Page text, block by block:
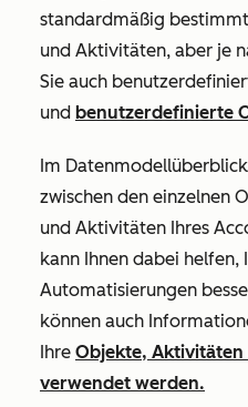
standardmäßig
und Aktivitäten, aber je
Sie auch
und benutzerdefinierte
Im
zwischen den einzelnen
und Aktivitäten Ihres
kann Ihnen dabei
Automatisierungen
können auch
Ihre Objekte, Aktivitäten
verwendet werden.